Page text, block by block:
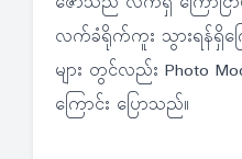
လက်ခံရိုက်ကူး သွားရန်ရှိကြေ
များ တွင်လည်း Photo
ကြောင်း ပြောသည်။